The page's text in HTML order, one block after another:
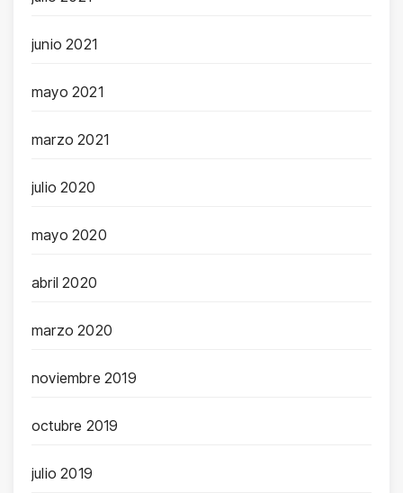
junio 2021
mayo 2021
marzo 2021
julio 2020
mayo 2020
abril 2020
marzo 2020
noviembre 2019
octubre 2019
julio 2019